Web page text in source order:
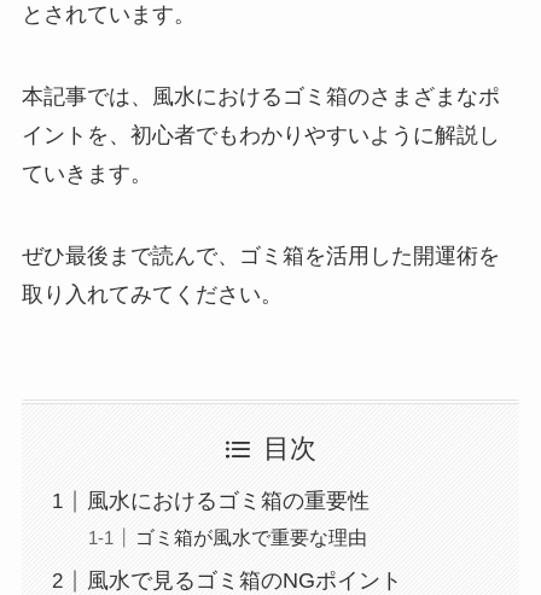
とされています。
本記事では、風水におけるゴミ箱のさまざまなポ
イントを、初心者でもわかりやすいように解説し
ていきます。
ぜひ最後まで読んで、ゴミ箱を活用した開運術を
取り入れてみてください。
目次
風水におけるゴミ箱の重要性
ゴミ箱が風水で重要な理由
風水で見るゴミ箱のNGポイント